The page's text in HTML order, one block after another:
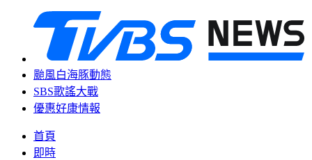
颱風白海豚動態
SBS歌謠大戰
優惠好康情報
首頁
即時